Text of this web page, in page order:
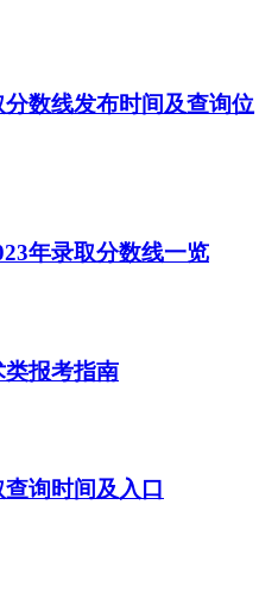
数线发布时间及查询位
年录取分数线一览
类报考指南
询时间及入口